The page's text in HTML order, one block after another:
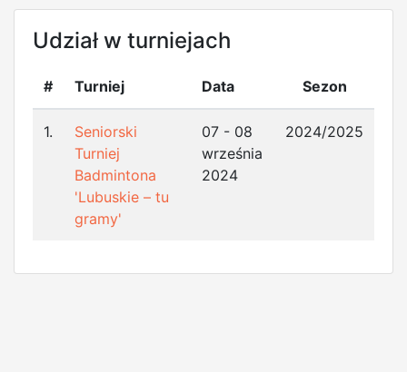
Udział w turniejach
# Turniej Data Sezon
1.
Seniorski
Turniej
Badmintona
'Lubuskie – tu
gramy'
07 - 08
września
2024
2024/2025